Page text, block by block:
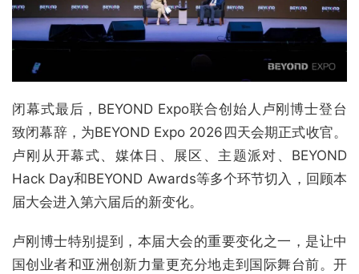
闭幕式最后，BEYOND Expo联合创始人卢刚博士登台
致闭幕辞，为BEYOND Expo 2026四天会期正式收官。
卢刚从开幕式、媒体日、展区、主题派对、BEYOND
Hack Day和BEYOND Awards等多个环节切入，回顾本
届大会进入第六届后的新变化。
卢刚博士特别提到，本届大会的重要变化之一，是让中
国创业者和亚洲创新力量更充分地走到国际舞台前。开